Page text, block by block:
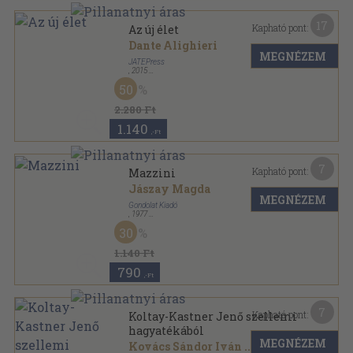
Az új élet
Dante Alighieri
JATEPress
2015
Ragasztott papírkötés
2.280 Ft
50
1.140 ,-Ft
Kapható pont:
MEGNÉZEM
Mazzini
Jászay Magda
Gondolat Kiadó
1977
Ragasztott papírkötés
1.140 Ft
30
790 ,-Ft
Kapható pont:
MEGNÉZEM
Koltay-Kastner Jenő szellemi
hagyatékából
Kovács Sándor Iván ...
Kapható pont:
MEGNÉZEM